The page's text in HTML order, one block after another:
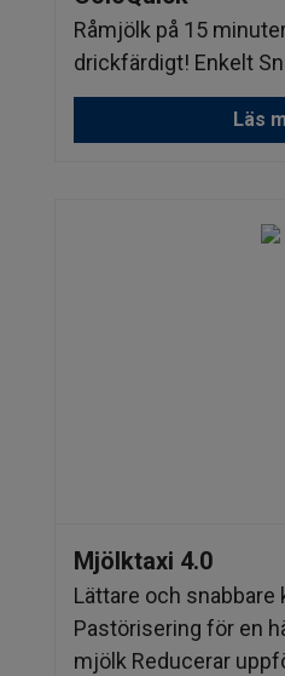
Råmjölk på 15
drickfärdigt! Enkelt
Läs
Mjölktaxi 4.0
Lättare och snabbare
Pastörisering för en
mjölk Reducerar